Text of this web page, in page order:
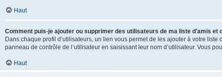
Haut
Comment puis-je ajouter ou supprimer des utilisateurs de ma liste d’amis et
Dans chaque profil d’utilisateurs, un lien vous permet de les ajouter à votre
panneau de contrôle de l’utilisateur en saisissant leur nom d’utilisateur. Vous
Haut